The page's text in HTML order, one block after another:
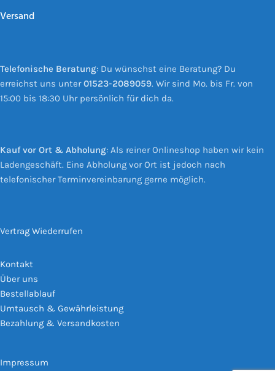
Versand
Telefonische Beratung: Du wünschst eine Beratung? Du
erreichst uns unter01523-2089059. Wir sind Mo. bis Fr. von
15:00 bis 18:30 Uhr persönlich für dich da.
Kauf vor Ort & Abholung: Als reiner Onlineshop haben wir kein
Ladengeschäft. Eine Abholung vor Ort ist jedoch nach
telefonischer Terminvereinbarung gerne möglich.
Vertrag Wiederrufen
Kontakt
Über uns
Bestellablauf
Umtausch & Gewährleistung
Bezahlung & Versandkosten
Impressum